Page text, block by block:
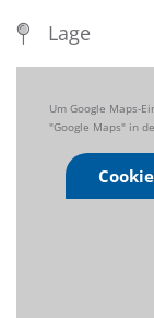
Lage
Um Google Maps-
"Google Maps" in